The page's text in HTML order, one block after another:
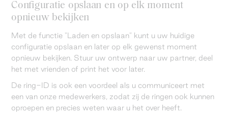
Configuratie opslaan en op elk moment
opnieuw bekijken
Met de functie "Laden en opslaan" kunt u uw huidige
configuratie opslaan en later op elk gewenst moment
opnieuw bekijken. Stuur uw ontwerp naar uw partner, deel
het met vrienden of print het voor later.
De ring-ID is ook een voordeel als u communiceert met
een van onze medewerkers, zodat zij de ringen ook kunnen
oproepen en precies weten waar u het over heeft.